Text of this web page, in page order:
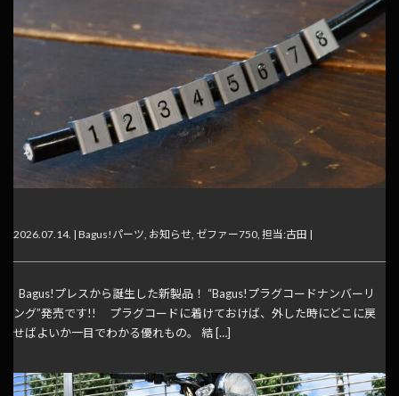
2026.07.14. | Bagus!パーツ お知らせ ゼファー750 担当:古田 |
Bagus!プレスから誕生した新製品！ “Bagus!プラグコードナンバーリ
ング”発売です!! プラグコードに着けておけば、外した時にどこに戻
せばよいか一目でわかる優れもの。 結 […]